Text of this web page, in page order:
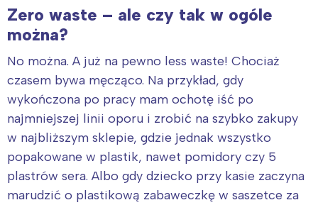
Zero waste – ale czy tak w ogóle
można?
No można. A już na pewno less waste! Chociaż
czasem bywa męcząco. Na przykład, gdy
wykończona po pracy mam ochotę iść po
najmniejszej linii oporu i zrobić na szybko zakupy
w najbliższym sklepie, gdzie jednak wszystko
popakowane w plastik, nawet pomidory czy 5
plastrów sera. Albo gdy dziecko przy kasie zaczyna
marudzić o plastikową zabaweczkę w saszetce za